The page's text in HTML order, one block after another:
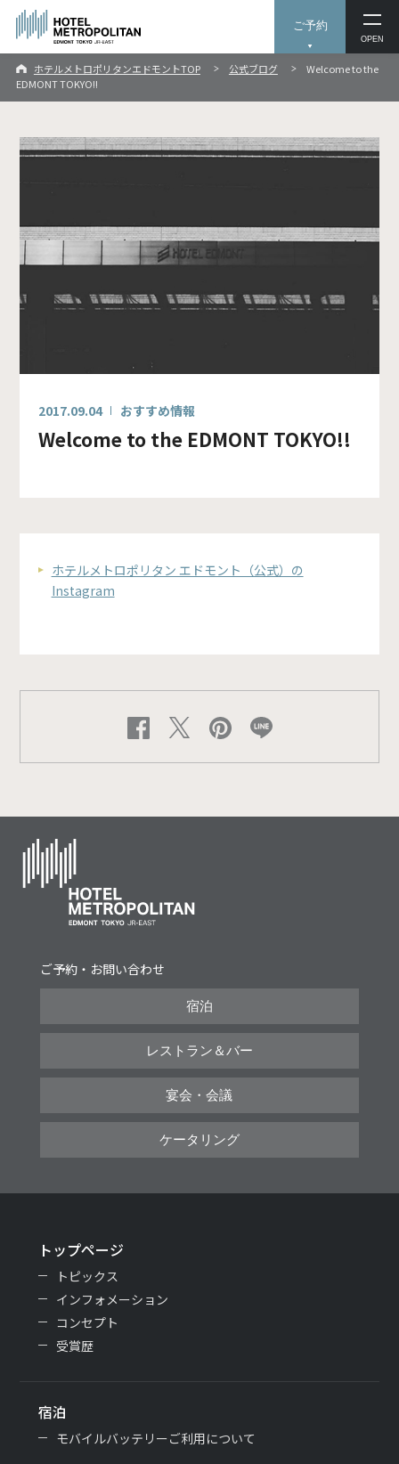
ご予約
OPEN
ホテルメトロポリタンエドモントTOP 公式ブログ
Welcome to the
EDMONT TOKYO!!
2017.09.04 おすすめ情報
Welcome to the EDMONT TOKYO!!
ホテルメトロポリタン エドモント（公式）の
Instagram
ご予約・お問い合わせ
宿泊
レストラン＆バー
宴会・会議
ケータリング
トップページ
トピックス
インフォメーション
コンセプト
受賞歴
宿泊
モバイルバッテリーご利用について